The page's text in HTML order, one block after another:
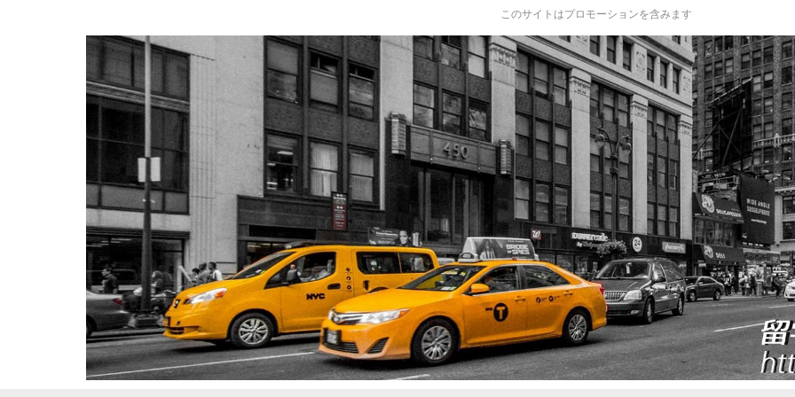
このサイトはプロモーションを含みます